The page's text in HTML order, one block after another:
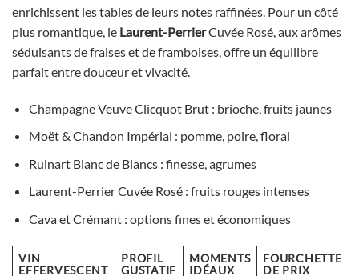
enrichissent les tables de leurs notes raffinées. Pour un côté
plus romantique, le Laurent-PerrierCuvée Rosé, aux arômes
séduisants de fraises et de framboises, offre un équilibre
parfait entre douceur et vivacité.
Champagne Veuve Clicquot Brut : brioche, fruits jaunes
Moët & Chandon Impérial : pomme, poire, floral
Ruinart Blanc de Blancs : finesse, agrumes
Laurent-Perrier Cuvée Rosé : fruits rouges intenses
Cava et Crémant : options fines et économiques
VIN
EFFERVESCENT
PROFIL
GUSTATIF
MOMENTS
IDÉAUX
FOURCHETTE
DE PRIX